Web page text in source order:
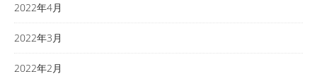
2022年4月
2022年3月
2022年2月